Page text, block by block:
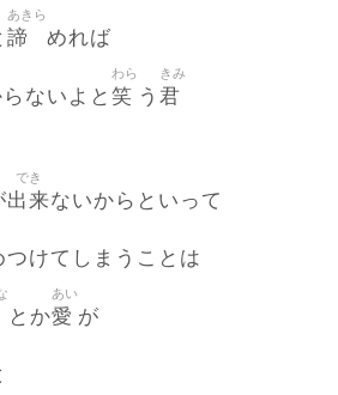
諦
あきら
めれば
ないよと 笑
わら
う 君
きみ
出来
でき
ないからといって
つけてしまうことは
とか愛
あい
が